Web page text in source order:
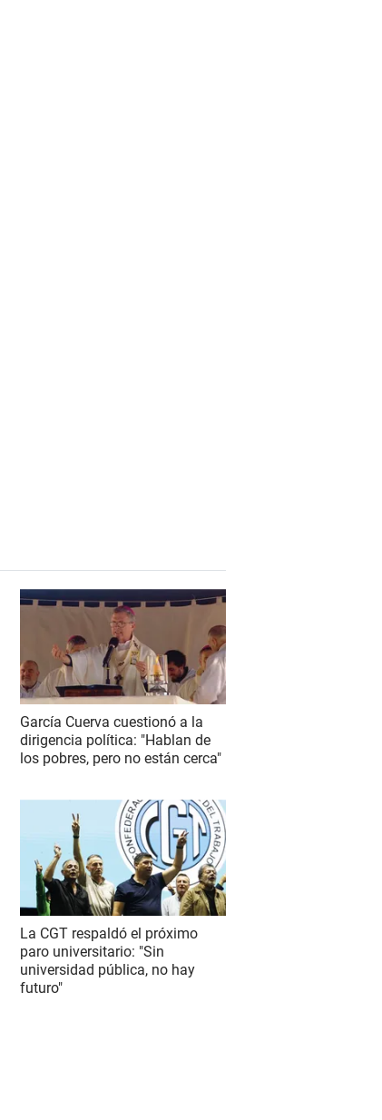
García Cuerva cuestionó a la
dirigencia política: "Hablan de
los pobres, pero no están cerca"
La CGT respaldó el próximo
paro universitario: "Sin
universidad pública, no hay
futuro"